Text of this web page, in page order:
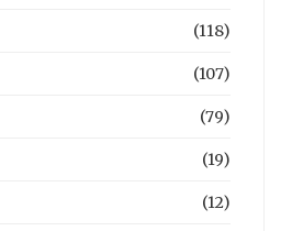
(118)
(107)
(79)
(19)
(12)